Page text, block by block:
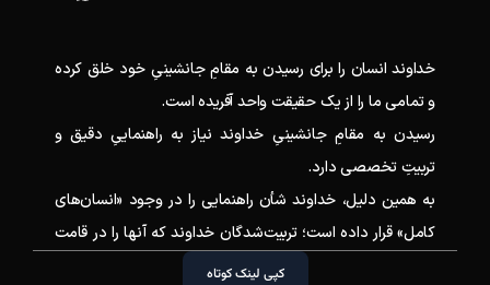
خداوند انسان را برای رسیدن به مقامِ جانشینیِ خود خلق کرده
و تمامی ما را از یک حقیقت واحد آفریده است.
رسیدن به مقامِ جانشینیِ خداوند نیاز به راهنماییِ دقیق و
تربیتِ تخصصی دارد.
به همین دلیل، خداوند شأن راهنمایی را در وجود «انسان‌های
کامل» قرار داده است؛ تربیت‌شدگان خداوند که آنها را در قامت
پیامبران و امامانِ معصوم می‌شناسیم.
کپی لینک کوتاه